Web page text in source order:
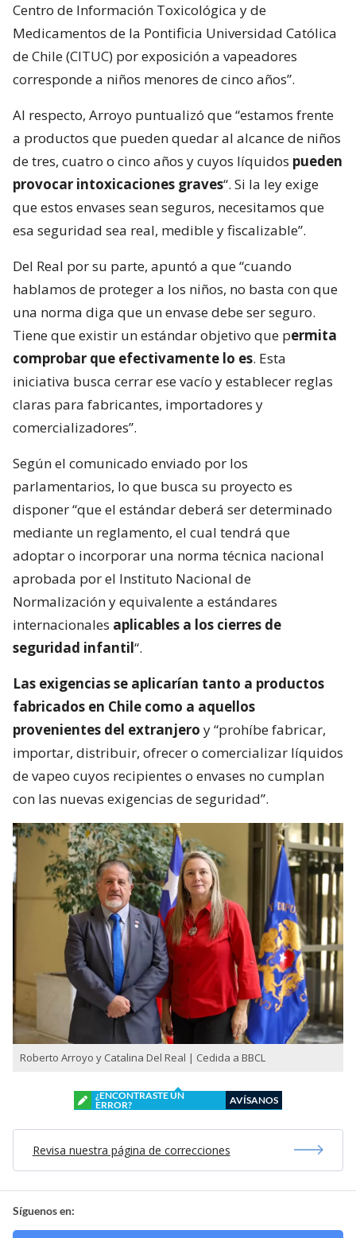
Centro de Información Toxicológica y de
Medicamentos de la Pontificia Universidad Católica
de Chile (CITUC) por exposición a vapeadores
corresponde a niños menores de cinco años”.
Al respecto, Arroyo puntualizó que “estamos frente
a productos que pueden quedar al alcance de niños
de tres, cuatro o cinco años y cuyos líquidos pueden
provocar intoxicaciones graves“. Si la ley exige
que estos envases sean seguros, necesitamos que
esa seguridad sea real, medible y fiscalizable”.
Del Real por su parte, apuntó a que “cuando
hablamos de proteger a los niños, no basta con que
una norma diga que un envase debe ser seguro.
Tiene que existir un estándar objetivo que permita
comprobar que efectivamente lo es. Esta
iniciativa busca cerrar ese vacío y establecer reglas
claras para fabricantes, importadores y
comercializadores”.
Según el comunicado enviado por los
parlamentarios, lo que busca su proyecto es
disponer “que el estándar deberá ser determinado
mediante un reglamento, el cual tendrá que
adoptar o incorporar una norma técnica nacional
aprobada por el Instituto Nacional de
Normalización y equivalente a estándares
internacionales aplicables a los cierres de
seguridad infantil“.
Las exigencias se aplicarían tanto a productos
fabricados en Chile como a aquellos
provenientes del extranjero y “prohíbe fabricar,
importar, distribuir, ofrecer o comercializar líquidos
de vapeo cuyos recipientes o envases no cumplan
con las nuevas exigencias de seguridad”.
Roberto Arroyo y Catalina Del Real | Cedida a BBCL
¿ENCONTRASTE UN
ERROR?
AVÍSANOS
Revisa nuestra página de correcciones
Síguenos en: